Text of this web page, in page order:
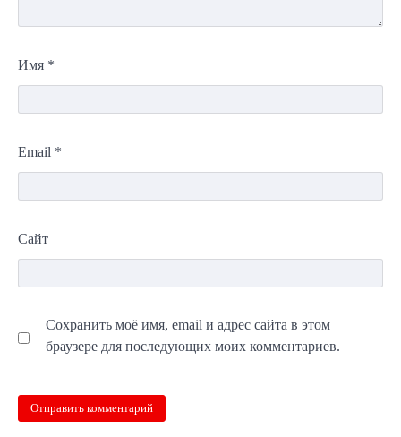
Имя *
Email *
Сайт
Сохранить моё имя, email и адрес сайта в этом
браузере для последующих моих комментариев.